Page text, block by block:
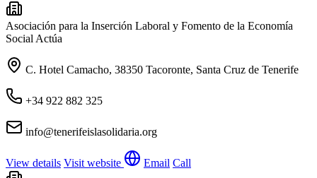
Asociación para la Inserción Laboral y Fomento de la Economía
Social Actúa
C. Hotel Camacho, 38350 Tacoronte, Santa Cruz de Tenerife
+34 922 882 325
info@tenerifeislasolidaria.org
View details Visit website Email Call